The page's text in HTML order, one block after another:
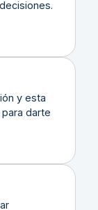
y esta
darte